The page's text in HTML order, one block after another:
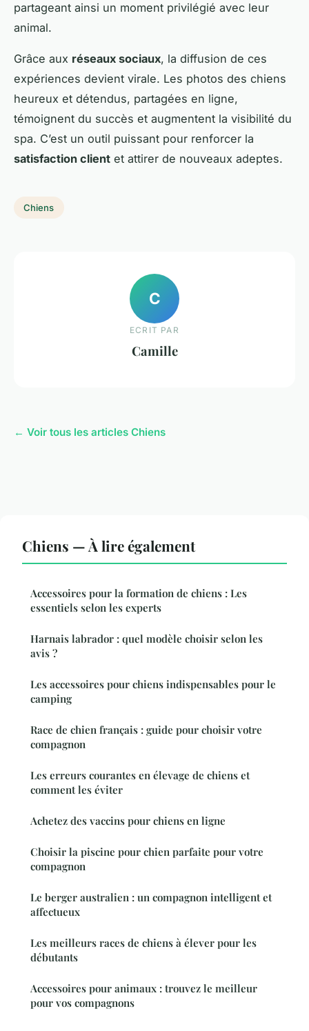
partageant ainsi un moment privilégié avec leur
animal.
Grâce aux réseaux sociaux, la diffusion de ces
expériences devient virale. Les photos des chiens
heureux et détendus, partagées en ligne,
témoignent du succès et augmentent la visibilité du
spa. C’est un outil puissant pour renforcer la
satisfaction client et attirer de nouveaux adeptes.
Chiens
C
ECRIT PAR
Camille
← Voir tous les articles Chiens
Chiens — À lire également
Accessoires pour la formation de chiens : Les
essentiels selon les experts
Harnais labrador : quel modèle choisir selon les
avis ?
Les accessoires pour chiens indispensables pour le
camping
Race de chien français : guide pour choisir votre
compagnon
Les erreurs courantes en élevage de chiens et
comment les éviter
Achetez des vaccins pour chiens en ligne
Choisir la piscine pour chien parfaite pour votre
compagnon
Le berger australien : un compagnon intelligent et
affectueux
Les meilleurs races de chiens à élever pour les
débutants
Accessoires pour animaux : trouvez le meilleur
pour vos compagnons